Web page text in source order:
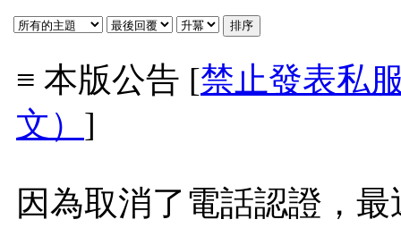
≡ 本版公告 [禁止發表私
文） ]
因為取消了電話認證，